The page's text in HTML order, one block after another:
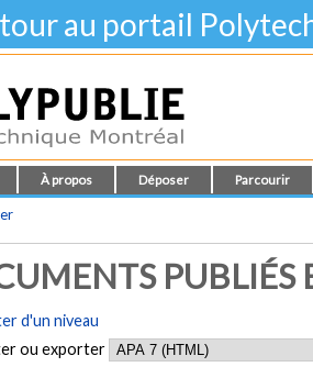
au portail
À propos Déposer Parcourir
PUBLIÉS
d'un niveau
ou exporter